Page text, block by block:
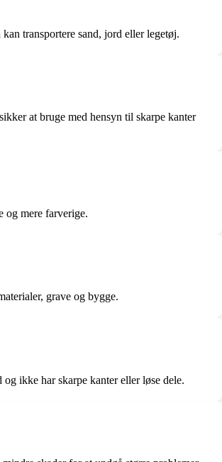
transportere sand, jord eller legetøj.
at bruge med hensyn til skarpe kanter
og mere farverige.
grave og bygge.
ikke har skarpe kanter eller løse dele.